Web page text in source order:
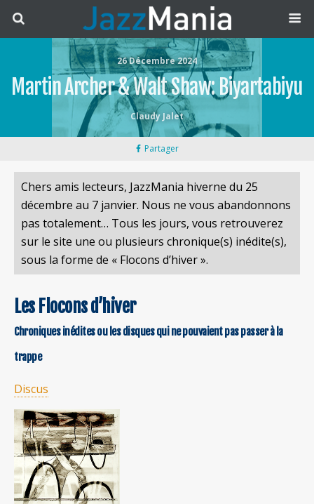
26 Décembre 2024
Martin Archer & Walt Shaw: Biyartabiyu
Claudy Jalet
Partager
Chers amis lecteurs, JazzMania hiverne du 25
décembre au 7 janvier. Nous ne vous abandonnons
pas totalement… Tous les jours, vous retrouverez
sur le site une ou plusieurs chronique(s) inédite(s),
sous la forme de « Flocons d’hiver ».
Les Flocons d’hiver
Chroniques inédites ou les disques qui ne pouvaient pas passer à la
trappe
Discus